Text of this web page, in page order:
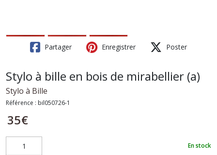
Partager Enregistrer Poster
Stylo à bille en bois de mirabellier (a)
Stylo à Bille
Référence : bil050726-1
35€
En stock